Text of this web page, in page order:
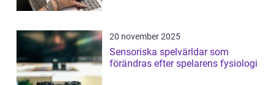
20 november 2025
Sensoriska spelvärldar som
förändras efter spelarens fysiologi